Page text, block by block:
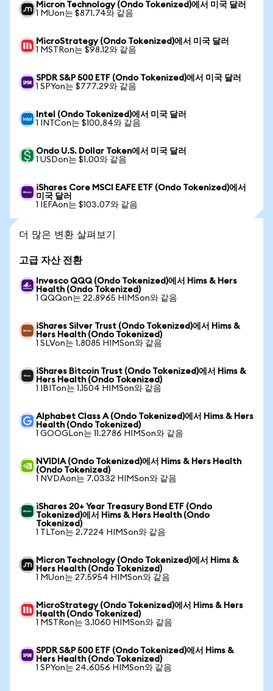
Micron Technology (Ondo Tokenized)에서 미국 달러
1 MUon는 $871.74와 같음
MicroStrategy (Ondo Tokenized)에서 미국 달러
1 MSTRon는 $98.12와 같음
SPDR S&P 500 ETF (Ondo Tokenized)에서 미국 달러
1 SPYon는 $777.29와 같음
Intel (Ondo Tokenized)에서 미국 달러
1 INTCon는 $100.84와 같음
Ondo U.S. Dollar Token에서 미국 달러
1 USDon는 $1.00와 같음
iShares Core MSCI EAFE ETF (Ondo Tokenized)에서
미국 달러
1 IEFAon는 $103.07와 같음
더 많은 변환 살펴보기
고급 자산 전환
Invesco QQQ (Ondo Tokenized)에서 Hims & Hers
Health (Ondo Tokenized)
1 QQQon는 22.8965 HIMSon와 같음
iShares Silver Trust (Ondo Tokenized)에서 Hims &
Hers Health (Ondo Tokenized)
1 SLVon는 1.8085 HIMSon와 같음
iShares Bitcoin Trust (Ondo Tokenized)에서 Hims &
Hers Health (Ondo Tokenized)
1 IBITon는 1.1504 HIMSon와 같음
Alphabet Class A (Ondo Tokenized)에서 Hims & Hers
Health (Ondo Tokenized)
1 GOOGLon는 11.2786 HIMSon와 같음
NVIDIA (Ondo Tokenized)에서 Hims & Hers Health
(Ondo Tokenized)
1 NVDAon는 7.0332 HIMSon와 같음
iShares 20+ Year Treasury Bond ETF (Ondo
Tokenized)에서 Hims & Hers Health (Ondo
Tokenized)
1 TLTon는 2.7224 HIMSon와 같음
Micron Technology (Ondo Tokenized)에서 Hims &
Hers Health (Ondo Tokenized)
1 MUon는 27.5954 HIMSon와 같음
MicroStrategy (Ondo Tokenized)에서 Hims & Hers
Health (Ondo Tokenized)
1 MSTRon는 3.1060 HIMSon와 같음
SPDR S&P 500 ETF (Ondo Tokenized)에서 Hims &
Hers Health (Ondo Tokenized)
1 SPYon는 24.6056 HIMSon와 같음